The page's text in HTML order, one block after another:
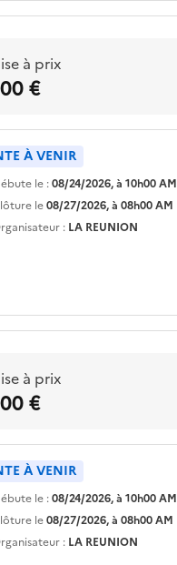
à prix
€
À VENIR
le :08/24/2026, à 10h00 AM
le08/27/2026, à 08h00 AM
: LA REUNION
à prix
€
À VENIR
le :08/24/2026, à 10h00 AM
le08/27/2026, à 08h00 AM
: LA REUNION